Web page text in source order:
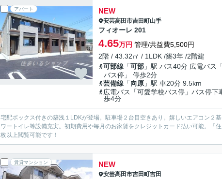
アパート NEW
安芸高田市吉田町山手
フィオーレ 201
4.65万円 管理/共益費5,500円
2階 / 43.32㎡ / 1LDK /築3年 /2階建
可部線 「可部 」駅 バス40分 広電バス
バス停」 停歩2分
芸備線 「向原 」駅 車20分 9.5km
広電バス「可愛学校バス停」バス停
歩4分
宅配ボックス付きの築浅１LDKが登場。駐車場２台目空きあり。嬉しいエアコン２
ワートイレ等設備充実。初期費用や毎月のお家賃をクレジットカード払い可能。「
枚以上閲覧可能です！
賃貸マンション NEW
安芸高田市吉田町吉田